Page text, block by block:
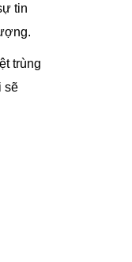
tin
trùng
sẽ